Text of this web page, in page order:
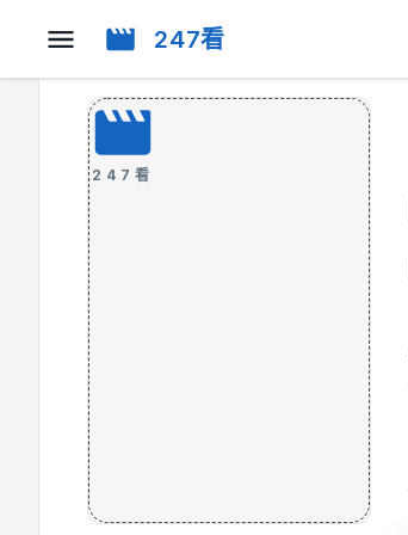
247看
247看